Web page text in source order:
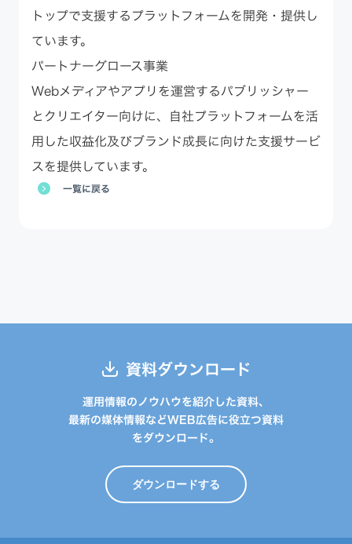
トップで支援するプラットフォームを開発・提供し
ています。
パートナーグロース事業
Webメディアやアプリを運営するパブリッシャー
とクリエイター向けに、自社プラットフォームを活
用した収益化及びブランド成長に向けた支援サービ
スを提供しています。
一覧に戻る
資料ダウンロード
運用情報のノウハウを紹介した資料、
最新の媒体情報などWEB広告に役立つ資料
をダウンロード。
ダウンロードする